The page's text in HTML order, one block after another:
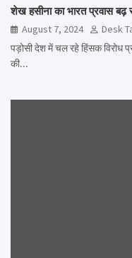
शेख हसीना का भारत प्रवास बढ़
August 7, 2024
Desk
पड़ोसी देश में चल रहे हिंसक विरोध
की…